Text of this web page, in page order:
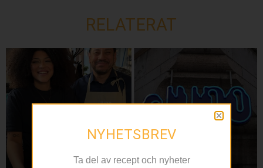
RELATERAT
NYHETSBREV
Ta del av recept och nyheter